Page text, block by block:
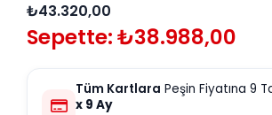
₺43.320,00
Sepette: ₺38.988,00
Tüm Kartlara Peşin Fiyatına 9
x 9 Ay